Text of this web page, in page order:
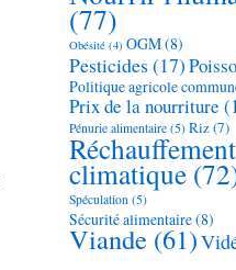
(77)
Obésité (4) OGM(8)
Pesticides (17)
Politique agricole
Prix de la nourriture
Pénurie alimentaire (5) Riz(7)
Réchauffement
climatique
Spéculation (5)
Sécurité alimentaire(8)
Viande (61)